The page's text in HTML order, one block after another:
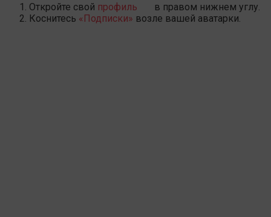
Откройте свой профиль
в правом нижнем углу.
Коснитесь «Подписки» возле вашей аватарки.